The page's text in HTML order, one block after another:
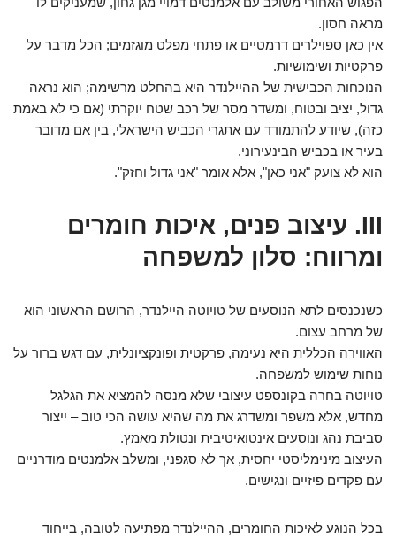
מראה חסון.
אין כאן ספוילרים דרמטיים או פתחי מפלט מוגזמים; הכל מדבר על
פרקטיות ושימושיות.
הנוכחות הכבישית של ההיילנדר היא בהחלט מרשימה; הוא נראה
גדול, יציב ובטוח, ומשדר מסר של רכב שטח יוקרתי (אם כי לא באמת
כזה), שיודע להתמודד עם אתגרי הכביש הישראלי, בין אם מדובר
בעיר או בכביש הבינעירוני.
הוא לא צועק "אני כאן", אלא אומר "אני גדול וחזק".
III. עיצוב פנים, איכות חומרים
ומרווח: סלון למשפחה
כשנכנסים לתא הנוסעים של טויוטה היילנדר, הרושם הראשוני הוא
של מרחב עצום.
האווירה הכללית היא נעימה, פרקטית ופונקציונלית, עם דגש ברור על
נוחות שימוש למשפחה.
טויוטה בחרה בקונספט עיצובי שלא מנסה להמציא את הגלגל
מחדש, אלא משפר ומשדרג את מה שהיא עושה הכי טוב – ייצור
סביבת נהג ונוסעים אינטואיטיבית ונטולת מאמץ.
העיצוב מינימליסטי יחסית, אך לא סגפני, ומשלב אלמנטים מודרניים
עם פקדים פיזיים ונגישים.
בכל הנוגע לאיכות החומרים, ההיילנדר מפתיעה לטובה, בייחוד